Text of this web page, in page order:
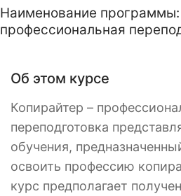
Наименование
профессиональная
Об этом курсе
Копирайтер –
переподготовка
обучения,
освоить профессию
курс предполагает